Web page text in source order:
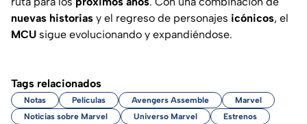
nuevas historias y el regreso de personajes icónicos, el
MCU sigue evolucionando y expandiéndose.
Tags relacionados
Notas Películas Avengers Assemble
Marvel
Noticias sobre Marvel
Universo Marvel Estrenos